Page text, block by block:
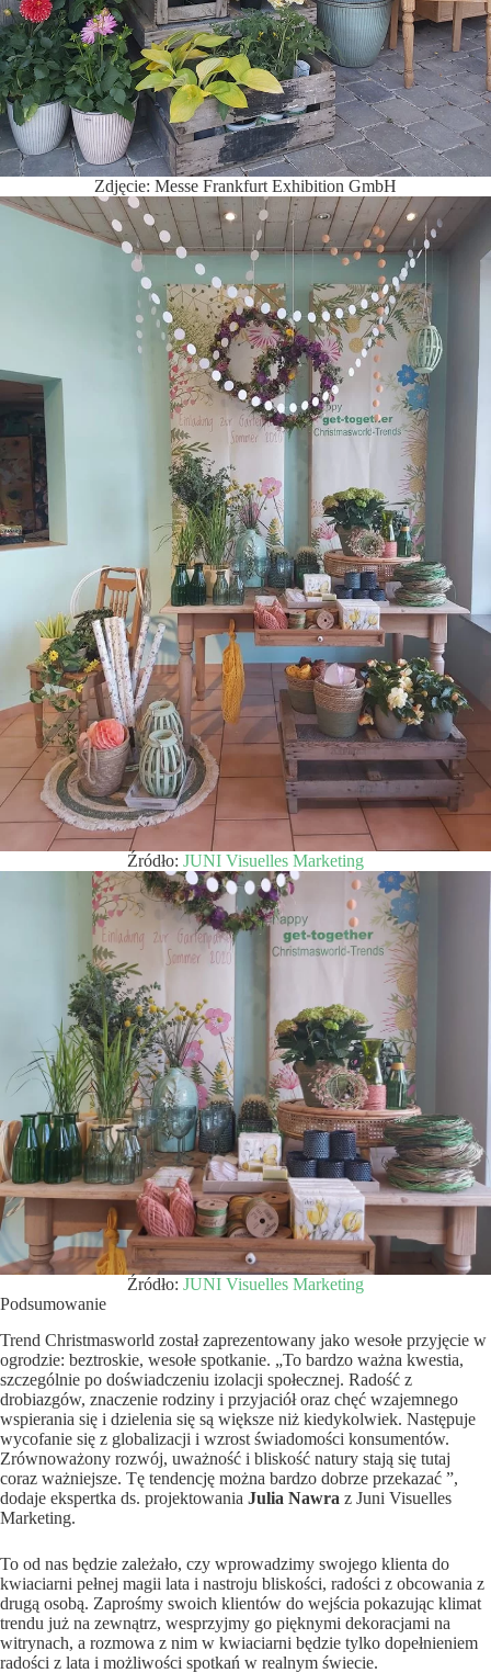
Zdjęcie: Messe Frankfurt Exhibition GmbH
Źródło: JUNI Visuelles Marketing
Źródło: JUNI Visuelles Marketing
Podsumowanie
Trend Christmasworld został zaprezentowany jako wesołe przyjęcie w
ogrodzie: beztroskie, wesołe spotkanie. „To bardzo ważna kwestia,
szczególnie po doświadczeniu izolacji społecznej. Radość z
drobiazgów, znaczenie rodziny i przyjaciół oraz chęć wzajemnego
wspierania się i dzielenia się są większe niż kiedykolwiek. Następuje
wycofanie się z globalizacji i wzrost świadomości konsumentów.
Zrównoważony rozwój, uważność i bliskość natury stają się tutaj
coraz ważniejsze. Tę tendencję można bardzo dobrze przekazać ”,
dodaje ekspertka ds. projektowania Julia Nawra z Juni Visuelles
Marketing.
To od nas będzie zależało, czy wprowadzimy swojego klienta do
kwiaciarni pełnej magii lata i nastroju bliskości, radości z obcowania z
drugą osobą. Zaprośmy swoich klientów do wejścia pokazując klimat
trendu już na zewnątrz, wesprzyjmy go pięknymi dekoracjami na
witrynach, a rozmowa z nim w kwiaciarni będzie tylko dopełnieniem
radości z lata i możliwości spotkań w realnym świecie.